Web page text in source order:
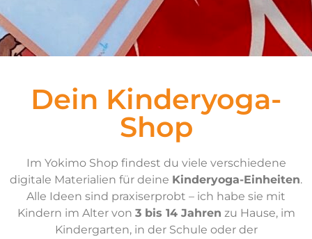
Dein Kinderyoga-
Shop
Im Yokimo Shop findest du viele verschiedene
digitale Materialien für deine Kinderyoga-Einheiten.
Alle Ideen sind praxiserprobt – ich habe sie mit
Kindern im Alter von 3 bis 14 Jahren zu Hause, im
Kindergarten, in der Schule oder der